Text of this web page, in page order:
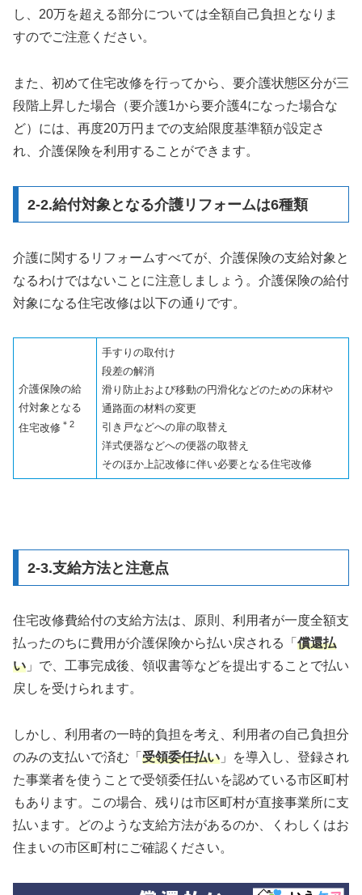
し、20万を超える部分については全額自己負担となりま
すのでご注意ください。
また、初めて住宅改修を行ってから、要介護状態区分が三
段階上昇した場合（要介護1から要介護4になった場合な
ど）には、再度20万円までの支給限度基準額が設定さ
れ、介護保険を利用することができます。
2-2.給付対象となる介護リフォームは6種類
介護に関するリフォームすべてが、介護保険の支給対象と
なるわけではないことに注意しましょう。介護保険の給付
対象になる住宅改修は以下の通りです。
介護保険の給
付対象となる
住宅改修 ＊2
手すりの取付け
段差の解消
滑り防止および移動の円滑化などのための床材や
通路面の材料の変更
引き戸などへの扉の取替え
洋式便器などへの便器の取替え
そのほか上記改修に伴い必要となる住宅改修
2-3.支給方法と注意点
住宅改修費給付の支給方法は、原則、利用者が一度全額支
払ったのちに費用が介護保険から払い戻される「 償還払
い 」で、工事完成後、領収書等などを提出することで払い
戻しを受けられます。
しかし、利用者の一時的負担を考え、利用者の自己負担分
のみの支払いで済む「 受領委任払い 」を導入し、登録され
た事業者を使うことで受領委任払いを認めている市区町村
もあります。この場合、残りは市区町村が直接事業所に支
払います。どのような支給方法があるのか、くわしくはお
住まいの市区町村にご確認ください。